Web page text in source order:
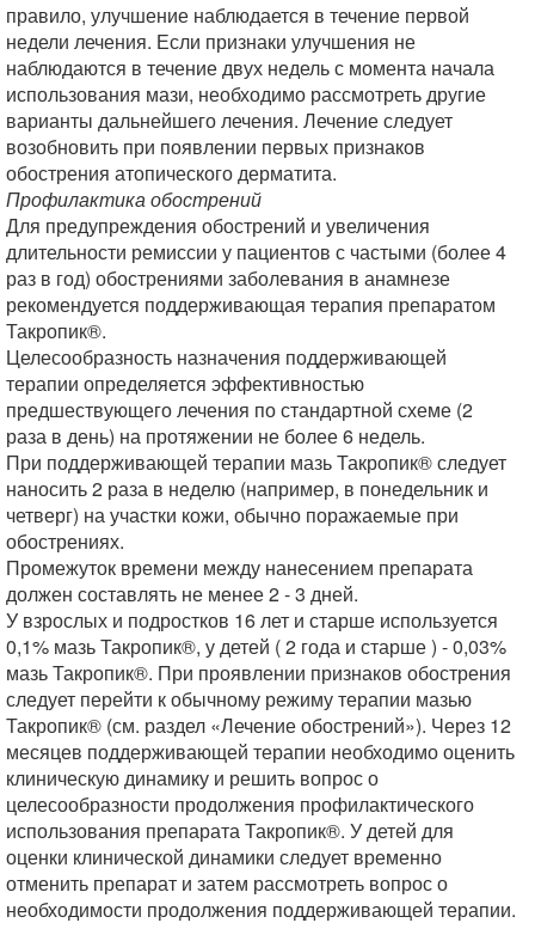
правило, улучшение наблюдается в течение первой
недели лечения. Если признаки улучшения не
наблюдаются в течение двух недель с момента начала
использования мази, необходимо рассмотреть другие
варианты дальнейшего лечения. Лечение следует
возобновить при появлении первых признаков
обострения атопического дерматита.
Профилактика обострений
Для предупреждения обострений и увеличения
длительности ремиссии у пациентов с частыми (более 4
раз в год) обострениями заболевания в анамнезе
рекомендуется поддерживающая терапия препаратом
Такропик®.
Целесообразность назначения поддерживающей
терапии определяется эффективностью
предшествующего лечения по стандартной схеме (2
раза в день) на протяжении не более 6 недель.
При поддерживающей терапии мазь Такропик® следует
наносить 2 раза в неделю (например, в понедельник и
четверг) на участки кожи, обычно поражаемые при
обострениях.
Промежуток времени между нанесением препарата
должен составлять не менее 2 - 3 дней.
У взрослых и подростков 16 лет и старше используется
0,1% мазь Такропик®, у детей ( 2 года и старше ) - 0,03%
мазь Такропик®. При проявлении признаков обострения
следует перейти к обычному режиму терапии мазью
Такропик® (см. раздел «Лечение обострений»). Через 12
месяцев поддерживающей терапии необходимо оценить
клиническую динамику и решить вопрос о
целесообразности продолжения профилактического
использования препарата Такропик®. У детей для
оценки клинической динамики следует временно
отменить препарат и затем рассмотреть вопрос о
необходимости продолжения поддерживающей терапии.